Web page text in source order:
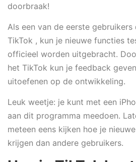
doorbraak!
Als een van de eerste
TikTok , kun je nieuwe functies
officieel worden uitgebracht.
het TikTok kun je feedback
uitoefenen op de ontwikkeling.
Leuk weetje: je kunt met een
aan dit programma meedoen.
meteen eens kijken hoe je
krijgen dan andere gebruikers.